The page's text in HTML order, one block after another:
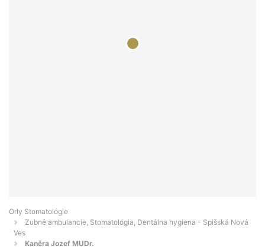
Orly Stomatológie
Zubné ambulancie, Stomatológia, Dentálna hygiena - Spišská Nová
Ves
Kaněra Jozef MUDr.